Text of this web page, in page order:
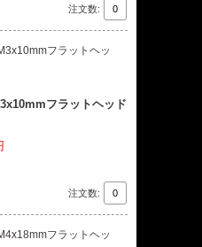
注文数:
フラットヘッド
注文数: